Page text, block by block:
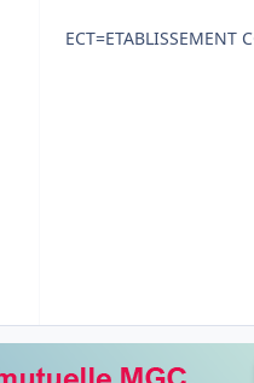
ECT=ETABLISSEMENT